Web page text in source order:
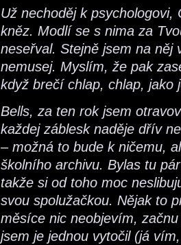
Už nechoděj k
kněz. Modlí se s nima za
neseřval. Stejně jsem na něj
nemusej. Myslím, že pak
když brečí chlap, chlap,
Bells, za ten rok jsem
každej záblesk naděje dřív
– možná to bude k ničemu,
školního archivu. Bylas tu
takže si od toho moc
svou spolužačkou. Nějak to
měsíce nic neobjevím,
jsem je jednou vytočil (já